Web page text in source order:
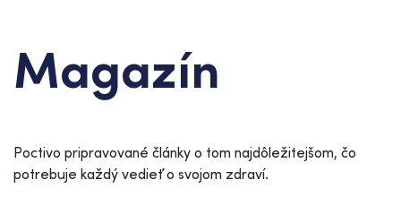
Magazín
Poctivo pripravované články o tom najdôležitejšom, čo
potrebuje každý vedieť o svojom zdraví.